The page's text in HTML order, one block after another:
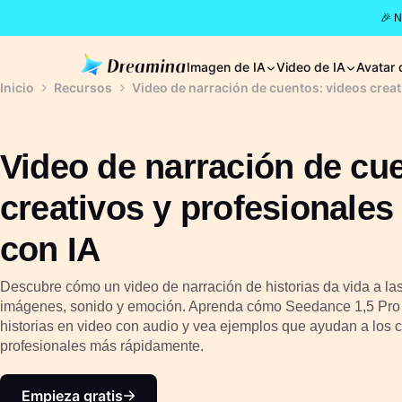
🎉
Imagen de IA Video de IA Avatar
Inicio
Recursos Video de narración de cuentos: videos
Video de narración de
creativos y profesionales
con IA
Descubre cómo un video de narración de historias da vida a
imágenes, sonido y emoción. Aprenda cómo Seedance 1,5
historias en video con audio y vea ejemplos que ayudan a los
profesionales más rápidamente.
Empieza gratis